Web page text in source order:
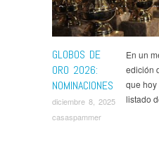
GLOBOS DE
ORO 2026:
NOMINACIONES
diciembre 8, 2025
casaspammer
Severance,Slow Horses,
Last of Us,The Morning
Wednesday
En un
edición
que
listado